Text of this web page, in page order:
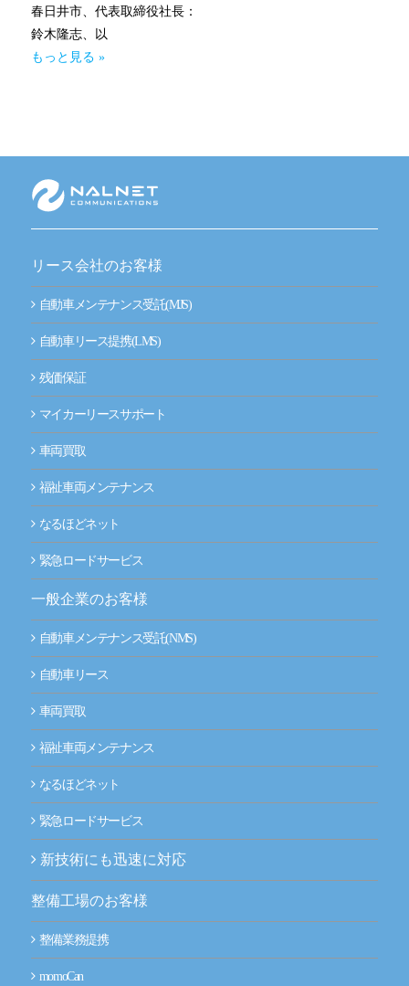
春日井市、代表取締役社長：
鈴木隆志、以
もっと見る »
リース会社のお客様
自動車メンテナンス受託(MJS)
自動車リース提携(LMS)
残価保証
マイカーリースサポート
車両買取
福祉車両メンテナンス
なるほどネット
緊急ロードサービス
一般企業のお客様
自動車メンテナンス受託(NMS)
自動車リース
車両買取
福祉車両メンテナンス
なるほどネット
緊急ロードサービス
新技術にも迅速に対応
整備工場のお客様
整備業務提携
momoCan
福祉車両メンテナンス
整備業務提携
momoCan
モビノワ
企業情報
ご挨拶
経営理念
企業概要
事業拠点（事務所一覧）
ESGの取り組み
IR情報
採用情報
ニュースルーム
お問い合わせ
CLOSE